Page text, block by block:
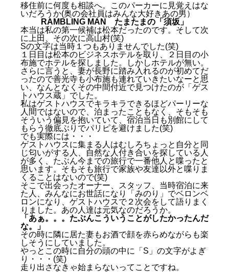
移住前に何度も相談へ。このパーカーに見覚えはな
いだろうか(奥の会社員はみんな大好きあの男）
RAMBLING MAN
たまたまの「須坂」
本当は私の第一候補は松本だったのです。そして次
に上田、その次に高山村(笑)
Sの文字は当時１つもありませんでした(笑)
１日目は松本のビジネスホテルを取り、２日目の小
布施でホテルを探しました。しかしホテルが無い。
さらに言うと、妻が長野に踏み入れるのが初めてだ
ったので善光寺も小布施も連れていきたいなーと思
い、なんとなくその中間付近で見つけたのが 「 ゲス
トハウス蔵 」でした。
私はゲストハウスでキラキラできるほどパーリーな
人間ではないので、泊まったこともなく、そもそも
そういう偏見を抱いていて、宿泊当日も別館にして
もらう徹底ぶりでパリピを避けました(笑)
でも実際には・・・
ゲストハウスに集まる人はむしろちょっと自分と同
じ匂いがする人、自然な人付き合いを探している人
が多く、たぶん今までの旅行で一番他人と喋ったと
思います。そもそも旅行で家族や友達以外と喋りま
くることはないので(笑)
そこで出会ったオーナー、スタッフ、当時宿泊に来
た人、みんなにお世話になり「みのり」でベロンベ
ロンになり、ゲストハウスで２次会をして語りまく
りました。あの人達は元気なのだろうか。
「あぁ。。。たぶんこういうことがしたかったんだ
な。」
その時に隣に居た妻もお酒で顔を赤らめながらも楽
しそうにしていました。
やっとこの時に自分の頭の中に「S」の文字がよぎ
り・・・(笑)
走り出さなきゃ始まらないってことですね。